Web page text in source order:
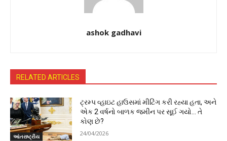
ashok gadhavi
RELATED ARTICLES
આંતરાષ્ટ્રીય
ટ્રમ્પ વ્હાઇટ હાઉસમાં મીટિંગ કરી રહ્યા હતા, અને
એક 2 વર્ષનો બાળક જમીન પર સૂઈ ગયો… તે
કોણ છે?
24/04/2026